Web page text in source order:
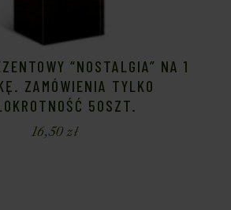
“NOSTALGIA” NA 1
ZAMÓWIENIA TYLKO
50SZT.
16,50zł